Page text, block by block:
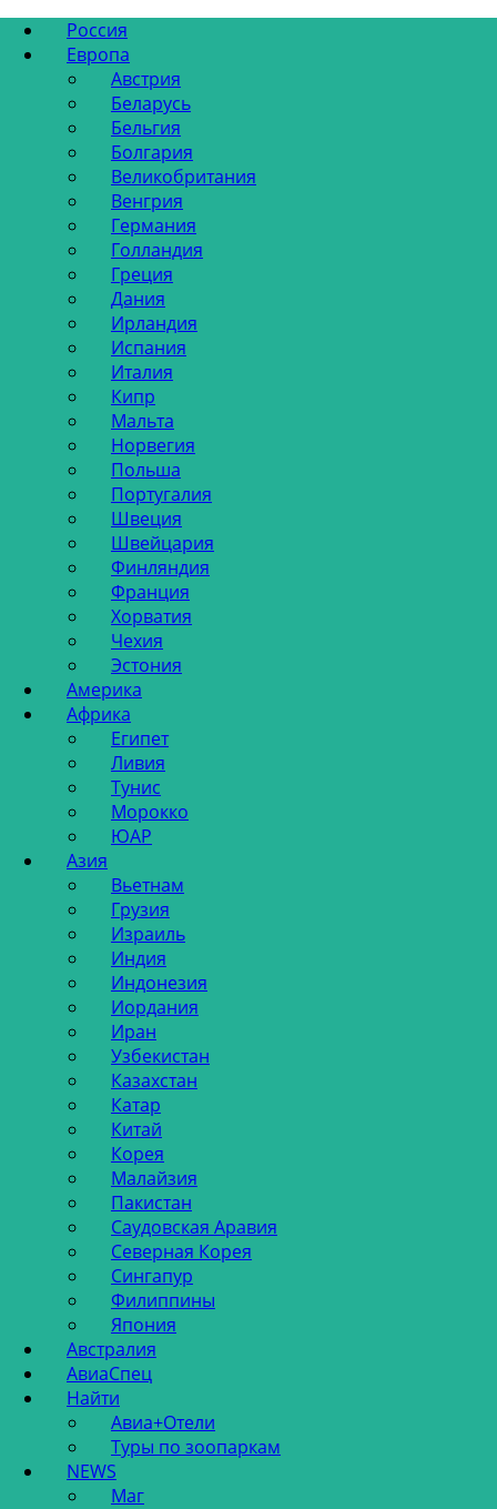
Россия
Европа
Австрия
Беларусь
Бельгия
Болгария
Великобритания
Венгрия
Германия
Голландия
Греция
Дания
Ирландия
Испания
Италия
Кипр
Мальта
Норвегия
Польша
Португалия
Швеция
Швейцария
Финляндия
Франция
Хорватия
Чехия
Эстония
Америка
Африка
Египет
Ливия
Тунис
Морокко
ЮАР
Азия
Вьетнам
Грузия
Израиль
Индия
Индонезия
Иордания
Иран
Узбекистан
Казахстан
Катар
Китай
Корея
Малайзия
Пакистан
Саудовская Аравия
Северная Корея
Сингапур
Филиппины
Япония
Австралия
АвиаСпец
Найти
Авиа+Отели
Туры по зоопаркам
NEWS
Маг